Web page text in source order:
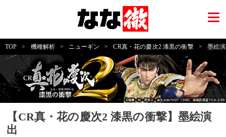
TOP > 機種解析 > ニューギン > CR真・花の慶次2 漆黒の衝撃 > 墨絵
【CR真・花の慶次2 漆黒の衝撃】墨絵演
出